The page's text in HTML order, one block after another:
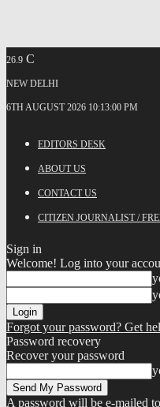
26.9 C
NEW DELHI
6TH AUGUST 2026 10:13:00 PM
EDITORS DESK
ABOUT US
CONTACT US
CITIZEN JOURNALIST /
Sign in
Welcome! Log into your
Forgot your password? Get
Password recovery
Recover your password
A password will be e-mailed